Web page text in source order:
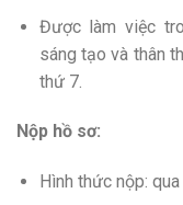
Được làm việc
sáng tạo và thân
thứ 7.
Nộp hồ sơ:
Hình thức nộp: qua